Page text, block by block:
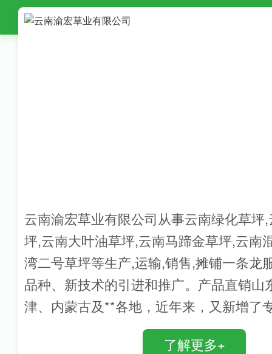
云南渝宏草业有限公司从事云南绿化草坪
坪,云南大叶油草坪,云南马蹄金草坪,云南
湾二号草坪等生产,运输,销售,摊铺一条龙
品种、新技术的引进和推广。产品直销山
津、内蒙古及**各地，近年来，又新增了
代客铺草、代客混播草坪的新业务，倍
了解更多+